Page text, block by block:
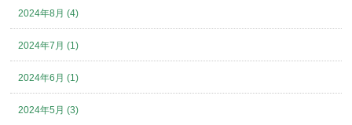
2024年8月 (4)
2024年7月 (1)
2024年6月 (1)
2024年5月 (3)